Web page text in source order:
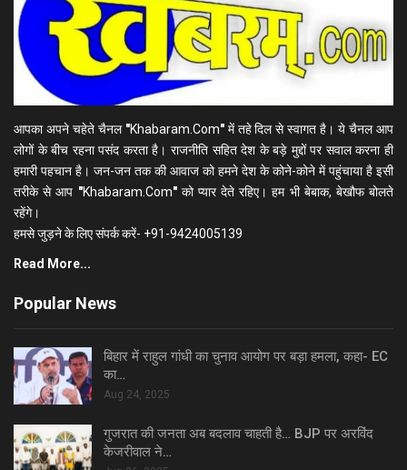
आपका अपने चहेते चैनल "Khabaram.Com"में तहे दिल से स्वागत है। ये चैनल आप
लोगों के बीच रहना पसंद करता है। राजनीति सहित देश के बड़े मुद्दों पर सवाल करना ही
हमारी पहचान है। जन-जन तक की आवाज को हमने देश के कोने-कोने में पहुंचाया है इसी
तरीके से आप "Khabaram.Com"को प्यार देते रहिए। हम भी बेबाक, बेखौफ बोलते
रहेंगे।
हमसे जुड़ने के लिए संपर्क करें- +91-9424005139
Read More...
Popular News
बिहार में राहुल गांधी का चुनाव आयोग पर बड़ा हमला, कहा- EC
का…
Aug 24, 2025
गुजरात की जनता अब बदलाव चाहती है… BJP पर अरविंद
केजरीवाल ने…